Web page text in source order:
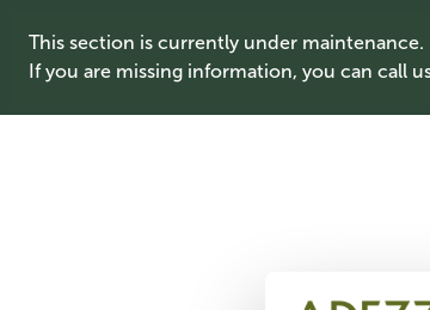
This section is currently under maintenance.
If you are missing information, you can call